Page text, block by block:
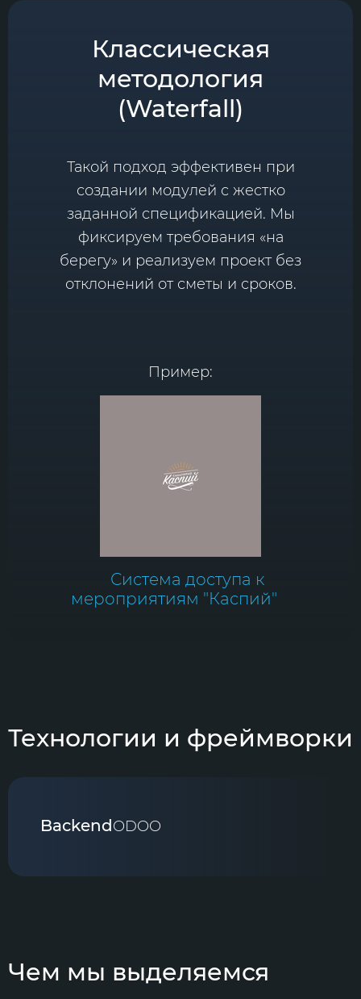
Классическая
методология
(Waterfall)
Такой подход эффективен при
создании модулей с жестко
заданной спецификацией. Мы
фиксируем требования «на
берегу» и реализуем проект без
отклонений от сметы и сроков.
Пример:
Система доступа к
мероприятиям "Каспий"
Технологии и фреймворки
BackendODOO
Чем мы выделяемся